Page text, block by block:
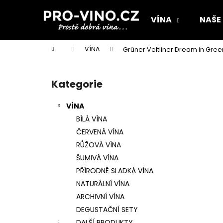
VÍNA
Domů VÍNA Grüner Veltliner Dream in
Přeskočit
kategorie
Kategorie
VÍNA
BÍLÁ VÍNA
ČERVENÁ VÍNA
RŮŽOVÁ VÍNA
ŠUMIVÁ VÍNA
PŘÍRODNĚ SLADKÁ VÍNA
NATURÁLNÍ VÍNA
ARCHIVNÍ VÍNA
DEGUSTAČNÍ SETY
í
do
do
ROBLE